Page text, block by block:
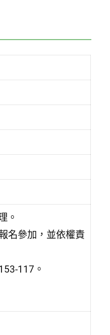
。
名參加，並依權責
117。